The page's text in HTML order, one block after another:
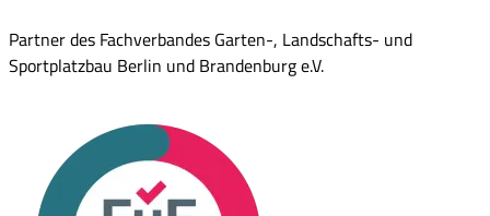
Partner des Fachverbandes Garten-, Landschafts- und
Sportplatzbau Berlin und Brandenburg e.V.